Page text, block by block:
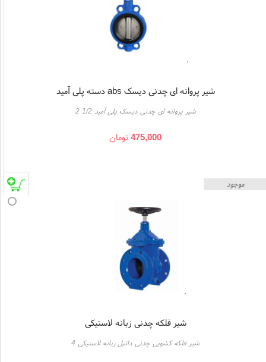
شیر پروانه ای چدنی دیسک abs دسته پلی آمید
شیر پروانه ای چدنی دیسک پلی آمید 1/2 2
475,000تومان
موجود
شیر فلکه چدنی زبانه لاستیکی
شیر فلکه کشویی چدنی داتیل زبانه لاستیکی 4